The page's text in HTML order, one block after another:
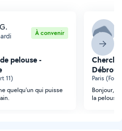
À convenir
pelouse -
11)
quelqu'un qui puisse
Paris
Bonjour,
la pelouse